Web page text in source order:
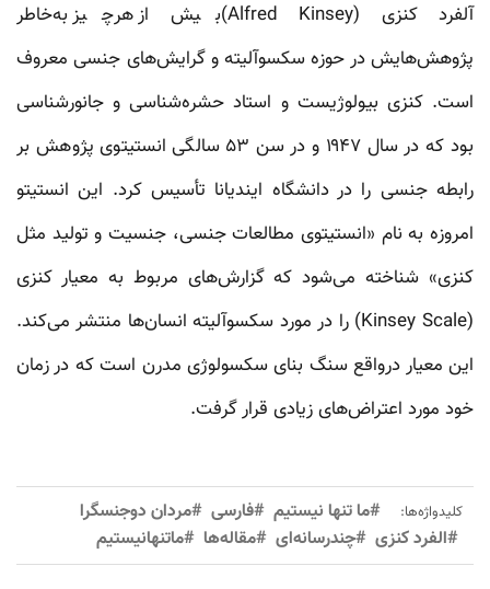
آلفرد کنزی (Alfred Kinsey)بیش از هرچیز به‌خاطر
پژوهش‌هایش در حوزه سکسوآلیته و گرایش‌های جنسی معروف
است. کنزی بیولوژیست و استاد حشره‌شناسی و جانورشناسی
بود که در سال ۱۹۴۷ و در سن ۵۳ سالگی انستیتوی پژوهش بر
رابطه جنسی را در دانشگاه ایندیانا تأسیس کرد. این انستیتو
امروزه به نام «انستیتوی مطالعات جنسی، جنسیت و تولید مثل
کنزی» شناخته می‌شود که گزارش‌های مربوط به معیار کنزی
(Kinsey Scale) را در مورد سکسوآلیته انسان‌ها منتشر می‌کند.
این معیار درواقع سنگ بنای سکسولوژی مدرن است که در زمان
خود مورد اعتراض‌های زیادی قرار گرفت.
کلیدواژه‌ها: #ما تنها نیستیم #فارسی #مردان دوجنسگرا
#الفرد کنزی #چندرسانه‌ای #مقاله‌ها #ماتنهانیستیم